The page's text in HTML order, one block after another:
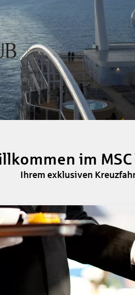
im MSC
Ihrem exklusiven